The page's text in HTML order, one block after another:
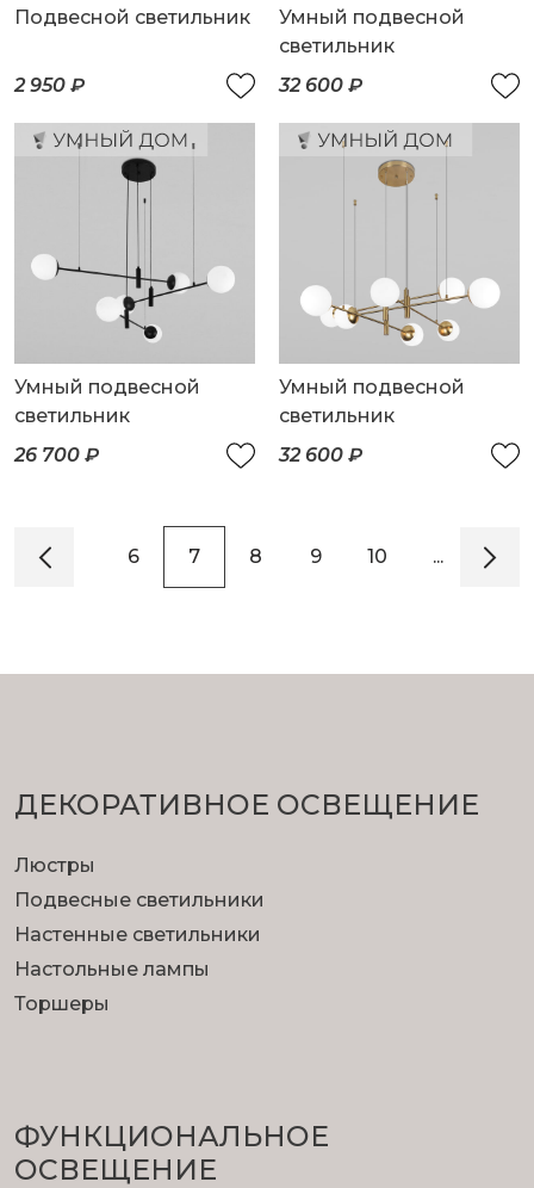
Подвесной светильник
2 950 ₽
Умный подвесной
светильник
32 600 ₽
Умный подвесной
светильник
26 700 ₽
Умный подвесной
светильник
32 600 ₽
6 7 8 9 10 ... 13
ДЕКОРАТИВНОЕ ОСВЕЩЕНИЕ
Люстры
Подвесные светильники
Настенные светильники
Настольные лампы
Торшеры
ФУНКЦИОНА­ЛЬНОЕ
ОСВЕЩЕНИЕ